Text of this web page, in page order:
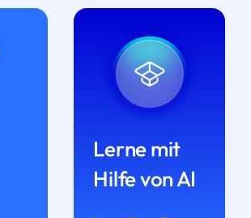
Lerne mit
Hilfe von AI